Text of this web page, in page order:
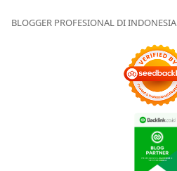
BLOGGER PROFESIONAL DI INDONESIA